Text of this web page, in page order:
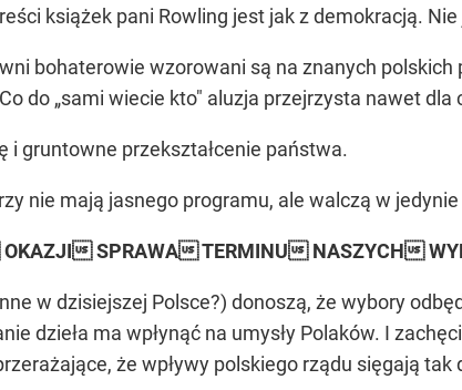
książek pani Rowling jest jak z demokracją.
bohaterowie wzorowani są na znanych
do „sami wiecie kto" aluzja przejrzysta nawet dla
i gruntowne przekształcenie państwa.
nie mają jasnego programu, ale walczą w
SPRAWA TERMINU NASZYCH
w dzisiejszej Polsce?) donoszą, że wybory
dzieła ma wpłynąć na umysły Polaków. I
że wpływy polskiego rządu sięgają tak